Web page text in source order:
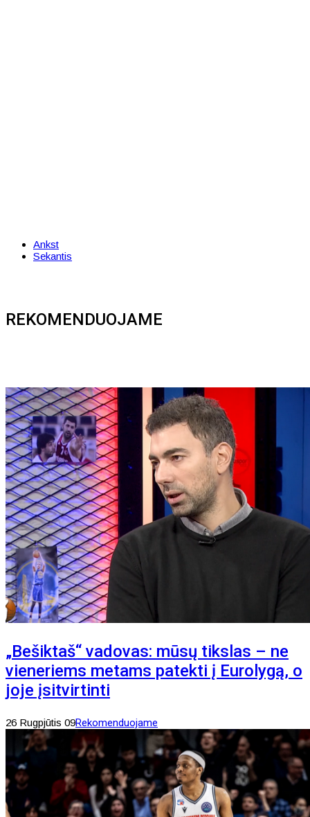
Ankst
Sekantis
REKOMENDUOJAME
„Bešiktaš“ vadovas: mūsų tikslas – ne
vieneriems metams patekti į Eurolygą, o
joje įsitvirtinti
26 Rugpjūtis 09Rekomenduojame